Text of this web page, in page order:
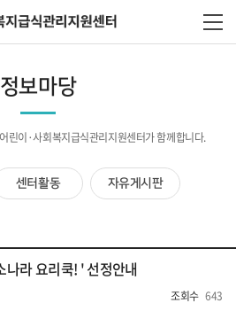
정보마당
린이·사회복지급식관리지원센터가 함께합니다.
센터활동 자유게시판
라 요리쿡! ' 선정안내
조회수 643